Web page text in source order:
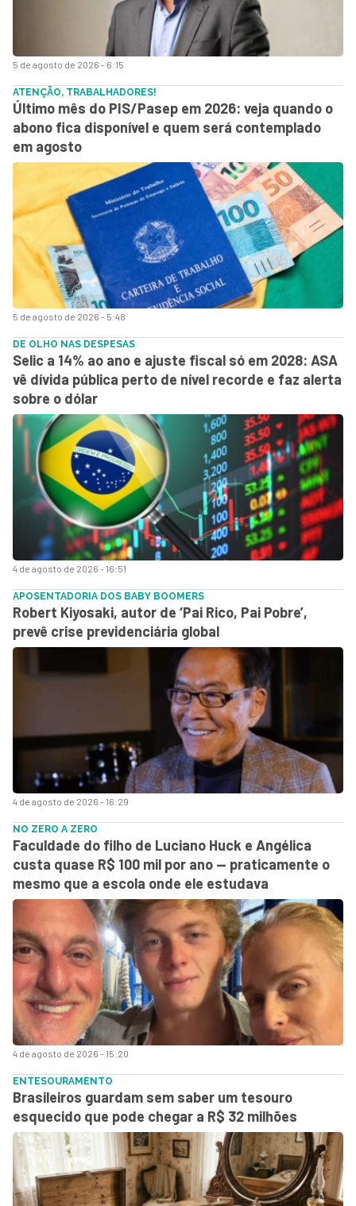
5 de agosto de 2026 - 6:15
5 de agosto de 2026 - 5:48
ATENÇÃO, TRABALHADORES!
Último mês do PIS/Pasep em 2026: veja quando o
abono fica disponível e quem será contemplado
em agosto
4 de agosto de 2026 - 16:51
DE OLHO NAS DESPESAS
Selic a 14% ao ano e ajuste fiscal só em 2028: ASA
vê dívida pública perto de nível recorde e faz alerta
sobre o dólar
4 de agosto de 2026 - 16:29
APOSENTADORIA DOS BABY BOOMERS
Robert Kiyosaki, autor de ‘Pai Rico, Pai Pobre’,
prevê crise previdenciária global
4 de agosto de 2026 - 15:20
NO ZERO A ZERO
Faculdade do filho de Luciano Huck e Angélica
custa quase R$ 100 mil por ano — praticamente o
mesmo que a escola onde ele estudava
ENTESOURAMENTO
Brasileiros guardam sem saber um tesouro
esquecido que pode chegar a R$ 32 milhões